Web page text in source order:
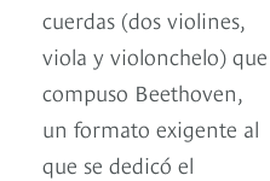
cuerdas (dos violines,
viola y violonchelo) que
compuso Beethoven,
un formato exigente al
que se dedicó el